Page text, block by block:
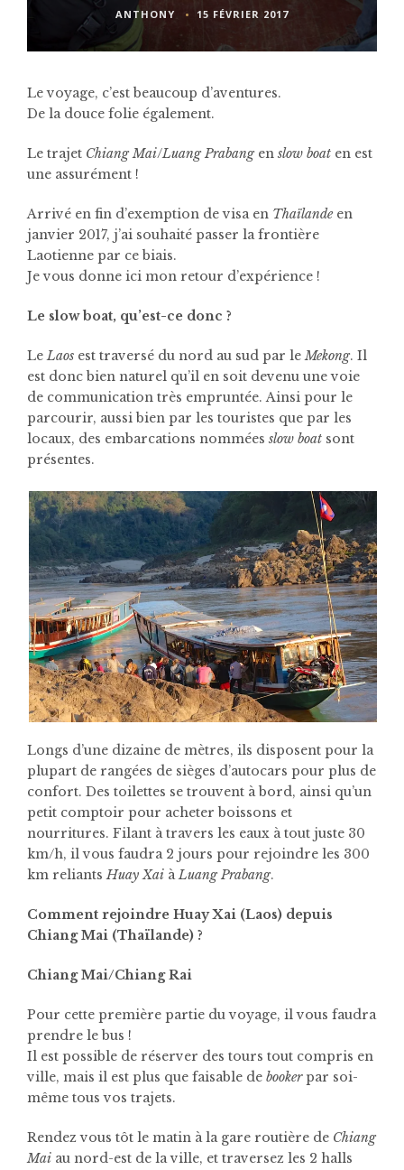
ANTHONY 15 FÉVRIER 2017
Le voyage, c’est beaucoup d’aventures.
De la douce folie également.
Le trajet Chiang Mai/Luang Prabangen slow boat en est
une assurément !
Arrivé en fin d’exemption de visa en Thaïlandeen
janvier 2017, j’ai souhaité passer la frontière
Laotienne par ce biais.
Je vous donne ici mon retour d’expérience !
Le slow boat, qu’est-ce donc ?
LeLaos est traversé du nord au sud par leMekong. Il
est donc bien naturel qu’il en soit devenu une voie
de communication très empruntée.Ainsi pour le
parcourir, aussi bien par les touristes que par les
locaux, des embarcations nommées slow boat sont
présentes.
Longs d’une dizaine de mètres, ils disposent pour la
plupart de rangées de sièges d’autocars pour plus de
confort. Des toilettes se trouvent à bord, ainsi qu’un
petit comptoir pour acheter boissons et
nourritures. Filant à travers les eaux à tout juste 30
km/h, il vous faudra 2 jours pour rejoindre les 300
km reliantsHuay Xai àLuang Prabang.
Comment rejoindre Huay Xai (Laos) depuis
Chiang Mai (Thaïlande) ?
Chiang Mai/Chiang Rai
Pour cette première partie du voyage, il vous faudra
prendre le bus !
Il est possible de réserver des tours tout compris en
ville, mais il est plus que faisable de bookerpar soi-
même tous vos trajets.
Rendez vous tôt le matin à la gare routière de Chiang
Mai au nord-est de la ville, et traversez les 2 halls